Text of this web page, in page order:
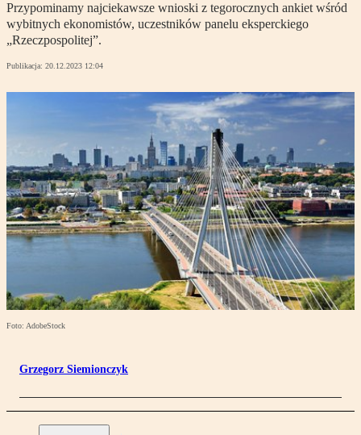
Przypominamy najciekawsze wnioski z tegorocznych ankiet wśród
wybitnych ekonomistów, uczestników panelu eksperckiego
„Rzeczpospolitej”.
Publikacja: 20.12.2023 12:04
Foto: AdobeStock
Grzegorz Siemionczyk